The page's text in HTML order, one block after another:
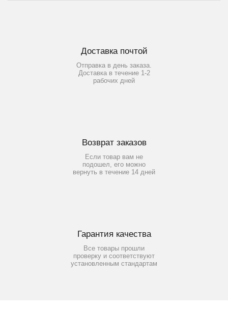
Доставка почтой
Отправка в день заказа.
Доставка в течение 1-2
рабочих дней
Возврат заказов
Если товар вам не
подошел, его можно
вернуть в течение 14 дней
Гарантия качества
Все товары прошли
проверку и соответствуют
установленным стандартам